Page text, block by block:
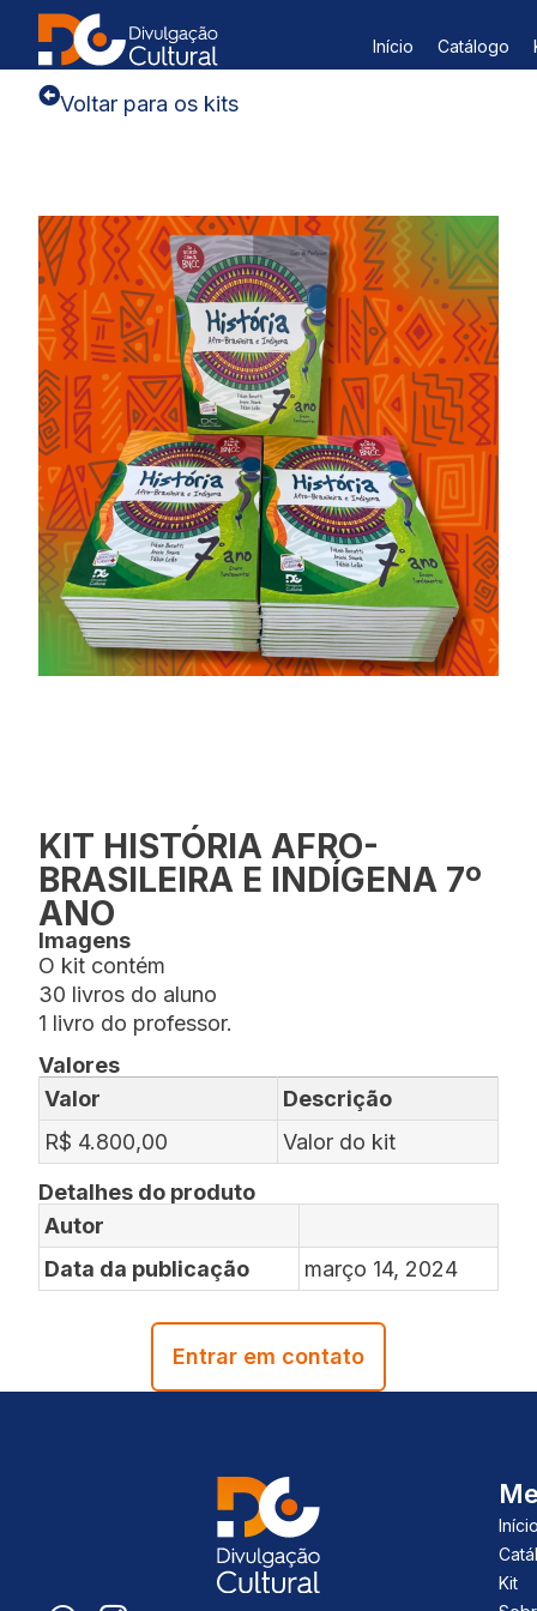
Início Catálogo
Voltar para os kits
KIT HISTÓRIA AFRO-
BRASILEIRA E INDÍGENA 7º
ANO
Imagens
O kit contém
30 livros do aluno
1 livro do professor.
Valores
Valor
Descrição
R$ 4.800,00
Valor do kit
Detalhes do produto
Autor
Data da publicação
março 14, 2024
Entrar em contato
Kit